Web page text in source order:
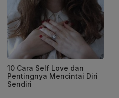
10 Cara Self Love dan
Pentingnya Mencintai Diri
Sendiri